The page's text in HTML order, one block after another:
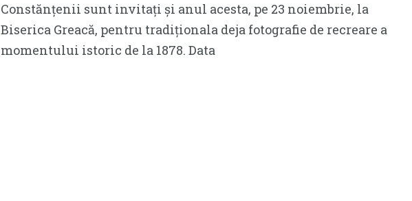
Constănțenii sunt invitați și anul acesta, pe 23 noiembrie, la
Biserica Greacă, pentru tradiționala deja fotografie de recreare a
momentului istoric de la 1878. Data